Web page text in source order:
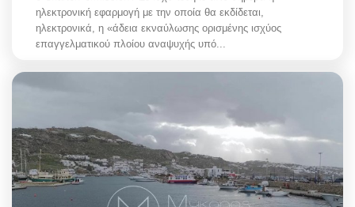
ηλεκτρονική εφαρμογή με την οποία θα εκδίδεται,
ηλεκτρονικά, η «άδεια εκναύλωσης ορισμένης ισχύος
επαγγελματικού πλοίου αναψυχής υπό...